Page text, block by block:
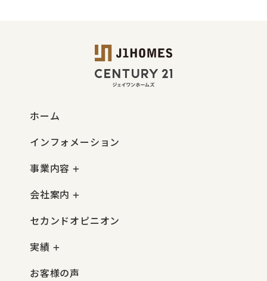
ホーム
インフォメーション
事業内容
会社案内
セカンドオピニオン
実績
お客様の声